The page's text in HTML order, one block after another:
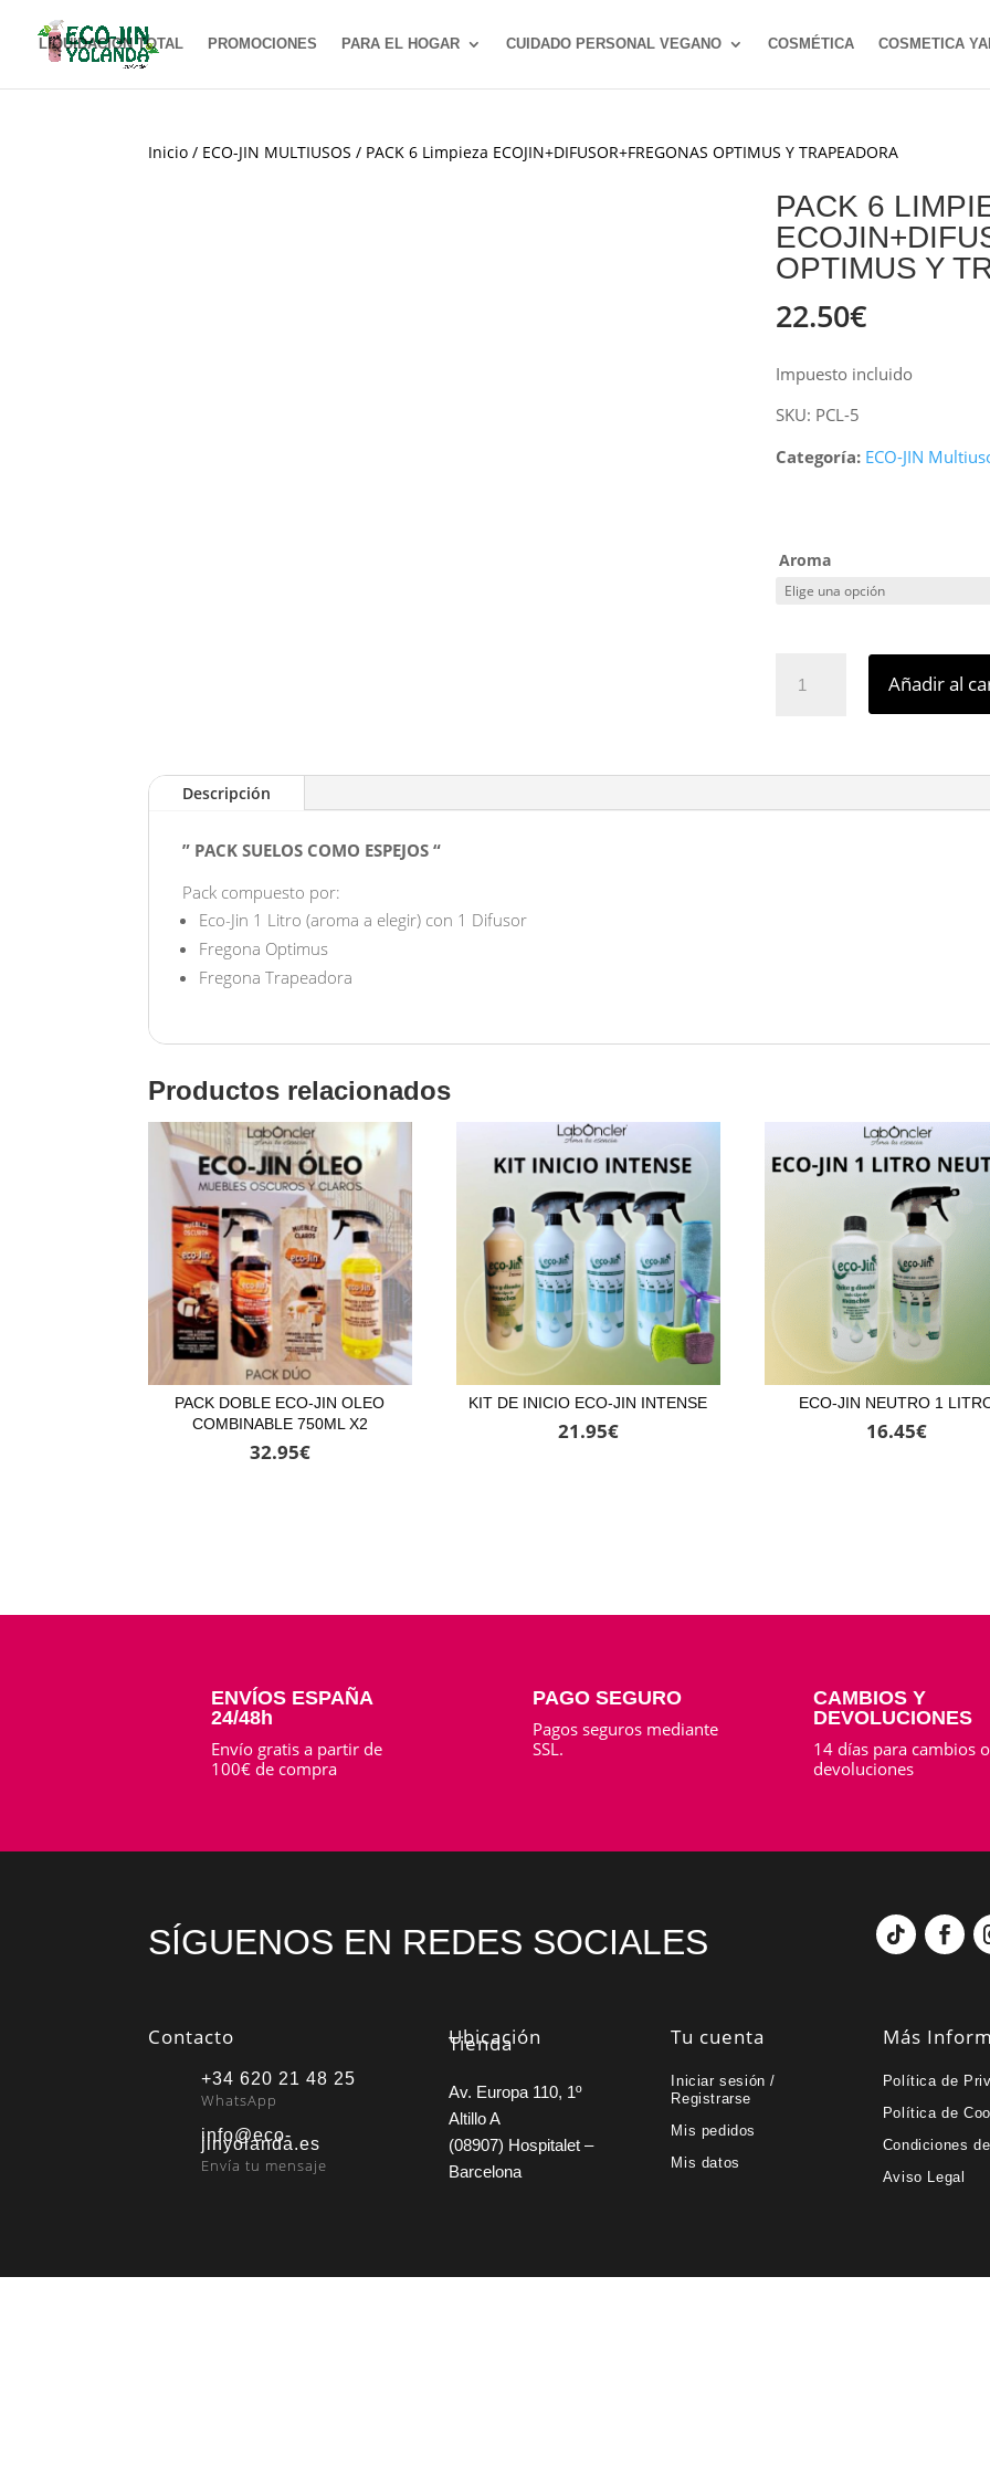
LIQUIDACION TOTAL PROMOCIONES PARA EL HOGAR CUIDADO PERSONAL VEGANO COSMÉTICA COSMETICA
Inicio / ECO-JIN MULTIUSOS / PACK 6 Limpieza ECOJIN+DIFUSOR+FREGONAS OPTIMUS Y TRAPEADORA
PACK 6
OPTIMUS Y
22.50€
Impuesto incluido
SKU: PCL-5
Categoría: ECO-JIN
Aroma
TRAPEADORA
Añadir al
Descripción
” PACK SUELOS COMO ESPEJOS “
Pack compuesto por:
Eco-Jin 1 Litro (aroma a elegir) con 1 Difusor
Fregona Optimus
Fregona Trapeadora
Productos relacionados
PACK DOBLE ECO-JIN OLEO
COMBINABLE 750ML X2
32.95€
KIT DE INICIO ECO-JIN INTENSE
21.95€
ECO-JIN NEUTRO 1
16.45€
ENVÍOS ESPAÑA
24/48h
Envío gratis a partir de
100€ de compra
PAGO SEGURO
Pagos seguros mediante
SSL.
CAMBIOS Y
DEVOLUCIONES
14 días para cambios o
devoluciones
SÍGUENOS EN REDES SOCIALES
Contacto
+34 620 21 48 25
WhatsApp
info@eco-
jinyolanda.es
Envía tu mensaje
Ubicación
Tienda
Av. Europa 110, 1º
Altillo A
(08907) Hospitalet –
Barcelona
Tu cuenta
Iniciar sesión /
Registrarse
Mis pedidos
Mis datos
Más
Política de
Política de
Condiciones
Aviso Legal